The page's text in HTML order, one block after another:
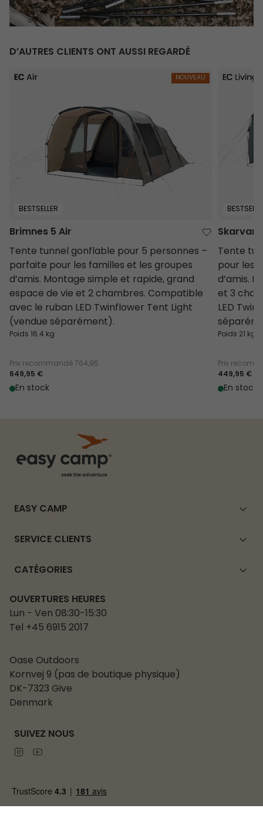
D’AUTRES CLIENTS ONT AUSSI REGARDÉ
Brimnes 5 Air
NOUVEAU
BESTSELLER
Brimnes 5 Air
Tente tunnel gonflable pour 5 personnes –
parfaite pour les familles et les groupes
d’amis. Montage simple et rapide, grand
espace de vie et 2 chambres. Compatible
avec le ruban LED Twinflower Tent Light
(vendue séparément).
Poids 16.4 kg
Prix recommandé764,95
649,95 €
En stock
Skarvan 6
Skarvan
Tente
pour les
d’amis.
et 3
LED
Poids 21 kg
Prix
449,95 €
En stock
EASY CAMP
SERVICE CLIENTS
CATÉGORIES
OUVERTURES HEURES
Lun - Ven 08:30-15:30
Tel +45 6915 2017
Oase Outdoors
Kornvej 9 (pas de boutique physique)
DK-7323 Give
Denmark
SUIVEZ NOUS
Instagram
Youtube